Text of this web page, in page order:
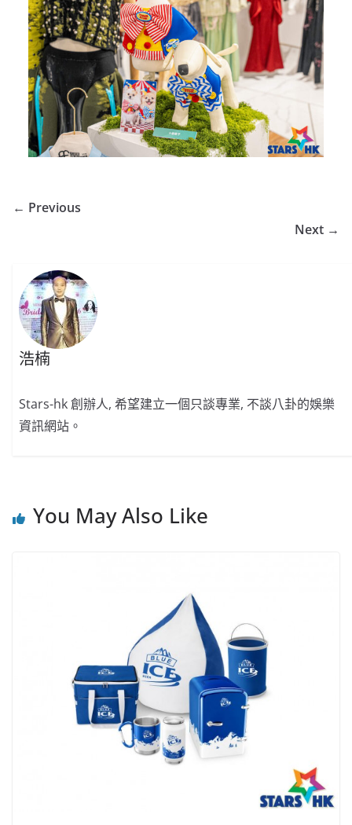
← Previous
Next →
浩楠
Stars-hk 創辦人, 希望建立一個只談專業, 不談八卦的娛樂
資訊網站。
You May Also Like